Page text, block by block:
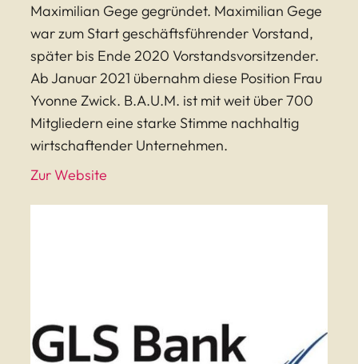
Maximilian Gege gegründet. Maximilian Gege
war zum Start geschäftsführender Vorstand,
später bis Ende 2020 Vorstandsvorsitzender.
Ab Januar 2021 übernahm diese Position Frau
Yvonne Zwick. B.A.U.M. ist mit weit über 700
Mitgliedern eine starke Stimme nachhaltig
wirtschaftender Unternehmen.
Zur Website